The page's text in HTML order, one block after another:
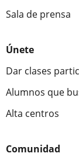
Sala de prensa
Únete
Dar clases
Alumnos que
Alta centros
Comunidad